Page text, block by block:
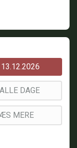
Fra 13.12.2026
DAGE
MERE